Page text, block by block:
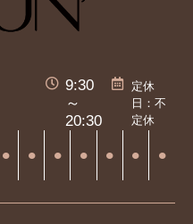
9:30
～
20:30
定休
日：不
定休
⚫︎ ⚫︎ ⚫︎ ⚫︎ ⚫︎ ⚫︎ ⚫︎